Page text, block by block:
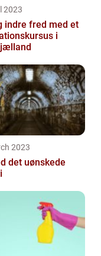
2023
indre fred med et
i
2023
det uønskede